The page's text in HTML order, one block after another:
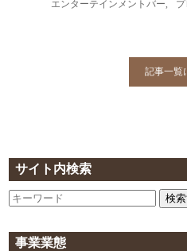
サイト内検索
検
事業業態
エンターテインメントバー
記事一覧